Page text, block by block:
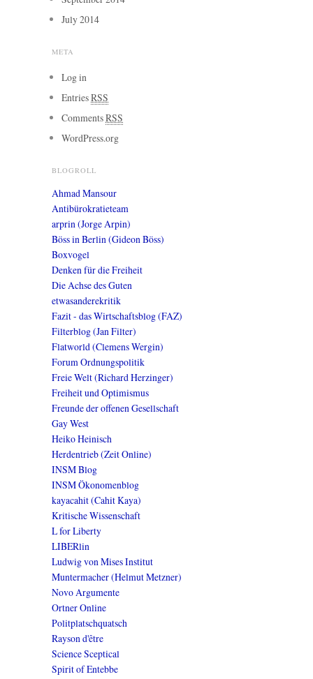
July 2014
META
Log in
EntriesRSS
CommentsRSS
WordPress.org
BLOGROLL
Ahmad Mansour
Antibürokratieteam
arprin (Jorge Arpin)
Böss in Berlin (Gideon Böss)
Boxvogel
Denken für die Freiheit
Die Achse des Guten
etwasanderekritik
Fazit - das Wirtschaftsblog (FAZ)
Filterblog (Jan Filter)
Flatworld (Clemens Wergin)
Forum Ordnungspolitik
Freie Welt (Richard Herzinger)
Freiheit und Optimismus
Freunde der offenen Gesellschaft
Gay West
Heiko Heinisch
Herdentrieb (Zeit Online)
INSM Blog
INSM Ökonomenblog
kayacahit (Cahit Kaya)
Kritische Wissenschaft
L for Liberty
LIBERlin
Ludwig von Mises Institut
Muntermacher (Helmut Metzner)
Novo Argumente
Ortner Online
Politplatschquatsch
Rayson d'être
Science Sceptical
Spirit of Entebbe